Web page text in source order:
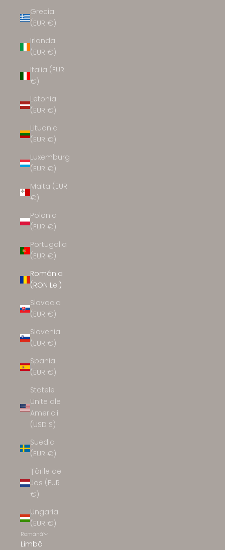
Grecia
(EUR €)
Irlanda
(EUR €)
Italia (EUR
€)
Letonia
(EUR €)
Lituania
(EUR €)
Luxemburg
(EUR €)
Malta (EUR
€)
Polonia
(EUR €)
Portugalia
(EUR €)
România
(RON Lei)
Slovacia
(EUR €)
Slovenia
(EUR €)
Spania
(EUR €)
Statele
Unite ale
Americii
(USD $)
Suedia
(EUR €)
Țările de
Jos (EUR
€)
Ungaria
(EUR €)
Română
Limbă